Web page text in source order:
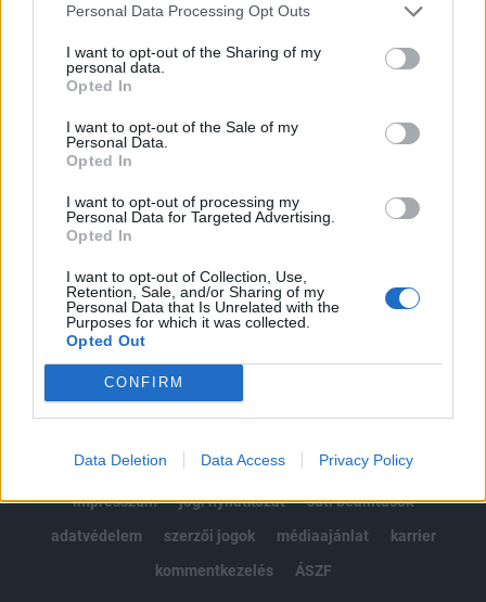
Personal Data Processing Opt Outs
I want to opt-out of the Sharing of my
personal data.
Opted In
I want to opt-out of the Sale of my
Personal Data.
Opted In
I want to opt-out of processing my
Personal Data for Targeted Advertising.
Opted In
I want to opt-out of Collection, Use,
Retention, Sale, and/or Sharing of my
Personal Data that Is Unrelated with the
Purposes for which it was collected.
Opted Out
CONFIRM
Data Deletion Data Access Privacy Policy
tartozik, melynek olvasása előfizetéses
regisztrációhoz kötött.
Az előfizetés a következőket tartalmazza:
Kötéslisták: BÉT elmúlt 2 év napon belüli
kötéslistái
Előfizetés
MÁR ELŐFIZETŐNK VAGY?BEJELENTKEZÉS
© 2026 Portfolio
impresszum
jogi nyilatkozat
süti beállítások
adatvédelem
szerzői jogok médiaajánlat
karrier
kommentkezelés
ÁSZF